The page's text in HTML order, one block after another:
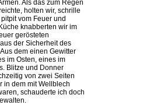
Als das zum Regen
holten wir, schrille
vom Feuer und
knabberten wir im
gerösteten
der Sicherheit des
dem einen Gewitter
im Osten, eines im
Blitze und Donner
von zwei Seiten 
in dem mit Wellblech
schauderte ich doch